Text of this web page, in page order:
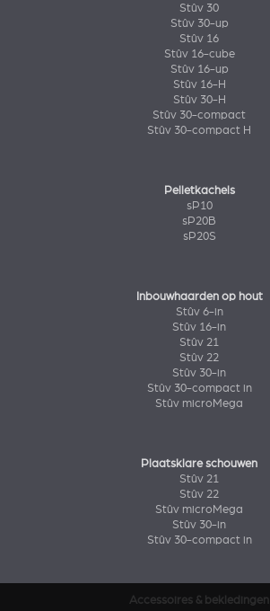
Stûv 30
Stûv 30-up
Stûv 16
Stûv 16-cube
Stûv 16-up
Stûv 16-H
Stûv 30-H
Stûv 30-compact
Stûv 30-compact H
Pelletkachels
sP10
sP20B
sP20S
Inbouwhaarden op hout
Stûv 6-in
Stûv 16-in
Stûv 21
Stûv 22
Stûv 30-in
Stûv 30-compact in
Stûv microMega
Plaatsklare schouwen
Stûv 21
Stûv 22
Stûv microMega
Stûv 30-in
Stûv 30-compact in
Accessoires & bekledingen